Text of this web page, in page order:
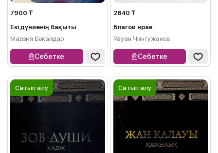
7900 ₸
Екі дүниенің бақыты
Марзия Бекайдар
Себетке
2640 ₸
Благой нрав
Рауан Чингужанов
Себетке
Сатып алу Сатып алу